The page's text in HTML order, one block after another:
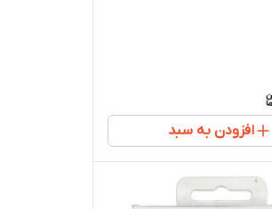
افزودن به سبد